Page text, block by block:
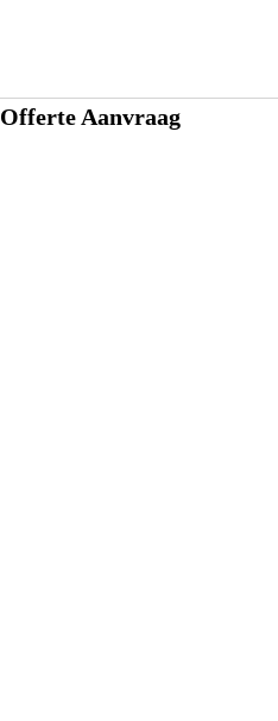
Offerte Aanvraag